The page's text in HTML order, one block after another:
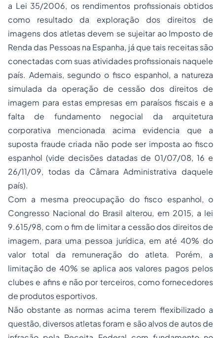
a Lei 35/2006, os rendimentos profissionais obtidos
como resultado da exploração dos direitos de
imagens dos atletas devem se sujeitar ao Imposto de
Renda das Pessoas na Espanha, já que tais receitas são
conectadas com suas atividades profissionais naquele
país. Ademais, segundo o fisco espanhol, a natureza
simulada da operação de cessão dos direitos de
imagem para estas empresas em paraísos fiscais e a
falta de fundamento negocial da arquitetura
corporativa mencionada acima evidencia que a
suposta fraude criada não pode ser imposta ao fisco
espanhol (vide decisões datadas de 01/07/08, 16 e
26/11/09, todas da Câmara Administrativa daquele
país).
Com a mesma preocupação do fisco espanhol, o
Congresso Nacional do Brasil alterou, em 2015, a lei
9.615/98, com o fim de limitar a cessão dos direitos de
imagem, para uma pessoa jurídica, em até 40% do
valor total da remuneração do atleta. Porém, a
limitação de 40% se aplica aos valores pagos pelos
clubes e afins e não por terceiros, como fornecedores
de produtos esportivos.
Não obstante as normas acima terem flexibilizado a
questão, diversos atletas foram e são alvos de autos de